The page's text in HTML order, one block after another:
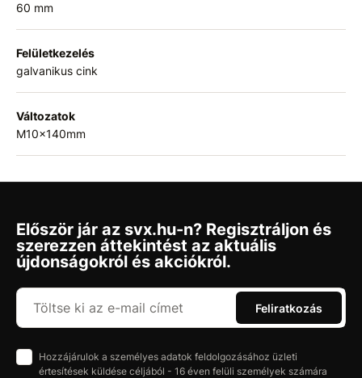
60 mm
Felületkezelés
galvanikus cink
Változatok
M10x140mm
Először jár az svx.hu-n? Regisztráljon és
szerezzen áttekintést az aktuális
újdonságokról és akciókról.
Feliratkozás
Hozzájárulok a személyes adatok feldolgozásához üzleti
értesítések küldése céljából - 16 éven felüli személyek számára